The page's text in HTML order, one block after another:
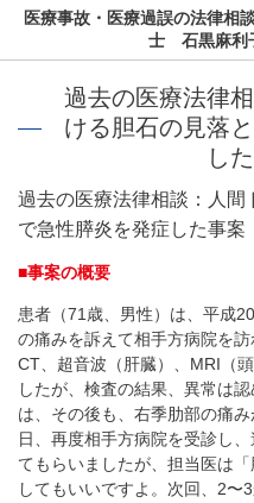
医療事故・医療過誤の法律相
士 石黒麻利
過去の医療法律
ける胆石の見落
し
過去の医療法律相談：人間
で急性膵炎を発症した事案
■事案の概要
患者（71歳、男性）は、平成
の痛みを訴えて相手方病院を
CT、超音波（肝臓）、MRI（
したが、検査の結果、異常は
は、その後も、右季肋部の痛
日、再度相手方病院を受診し
てもらいましたが、担当医は
してもいいですよ。次回、2〜